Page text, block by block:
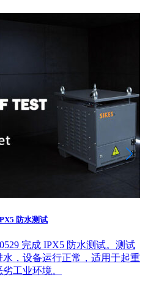
防水测试
完成 IPX5 防水测试。测试
，设备运行正常，适用于起重
工业环境。